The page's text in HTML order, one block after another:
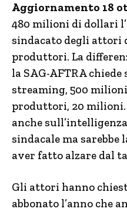
Aggiornamento 18
480 milioni di dollari
sindacato degli attori
produttori. La
la SAG-AFTRA
streaming, 500
produttori, 20 milioni.
anche
sindacale ma
aver fatto alzare dal
Gli attori hanno
abbonato l’anno che